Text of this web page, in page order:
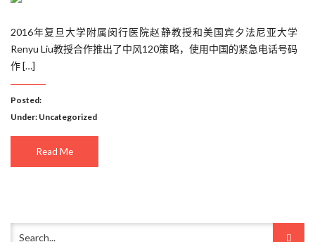
2016年复旦大学附属闵行医院赵静教授和美国宾夕法尼亚大学
Renyu Liu教授合作推出了中风120策略，使用中国的紧急电话号码
作 […]
Posted:
Under: Uncategorized
Read Me